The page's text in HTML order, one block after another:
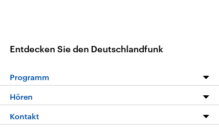
Entdecken Sie den Deutschlandfunk
Programm
Programm
Die Nachrichten
Hören
Livestream
Kontakt